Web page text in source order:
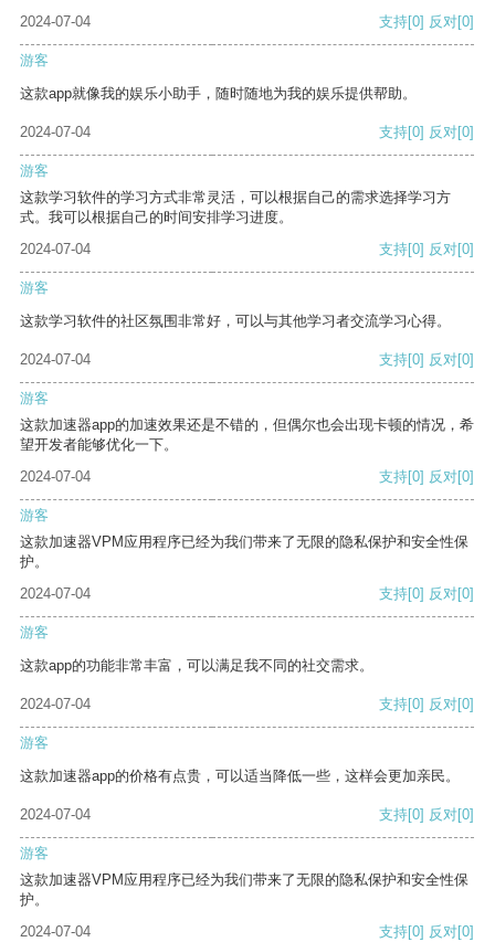
2024-07-04 支持[0] 反对[0]
游客
这款app就像我的娱乐小助手，随时随地为我的娱乐提供帮助。
2024-07-04 支持[0] 反对[0]
游客
这款学习软件的学习方式非常灵活，可以根据自己的需求选择学习方
式。我可以根据自己的时间安排学习进度。
2024-07-04
支持[0] 反对[0]
游客
这款学习软件的社区氛围非常好，可以与其他学习者交流学习心得。
2024-07-04 支持[0] 反对[0]
游客
这款加速器app的加速效果还是不错的，但偶尔也会出现卡顿的情况，希
望开发者能够优化一下。
2024-07-04
支持[0] 反对[0]
游客
这款加速器VPM应用程序已经为我们带来了无限的隐私保护和安全性保
护。
2024-07-04
支持[0] 反对[0]
游客
这款app的功能非常丰富，可以满足我不同的社交需求。
2024-07-04 支持[0] 反对[0]
游客
这款加速器app的价格有点贵，可以适当降低一些，这样会更加亲民。
2024-07-04 支持[0] 反对[0]
游客
这款加速器VPM应用程序已经为我们带来了无限的隐私保护和安全性保
护。
2024-07-04
支持[0] 反对[0]